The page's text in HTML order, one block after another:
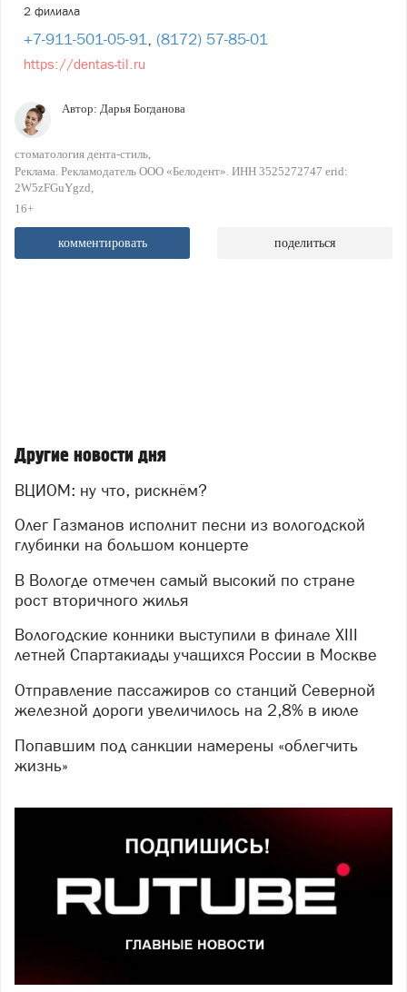
2 филиала
+7-911-501-05-91 (8172) 57-85-01
https://dentas-til.ru
Автор: Дарья Богданова
стоматология дента-стиль
Реклама. Рекламодатель ООО «Белодент». ИНН 3525272747 erid:
2W5zFGuYgzd
16+
комментировать поделиться
Другие новости дня
ВЦИОМ: ну что, рискнём?
Олег Газманов исполнит песни из вологодской
глубинки на большом концерте
В Вологде отмечен самый высокий по стране
рост вторичного жилья
Вологодские конники выступили в финале XIII
летней Спартакиады учащихся России в Москве
Отправление пассажиров со станций Северной
железной дороги увеличилось на 2,8% в июле
Попавшим под санкции намерены «облегчить
жизнь»